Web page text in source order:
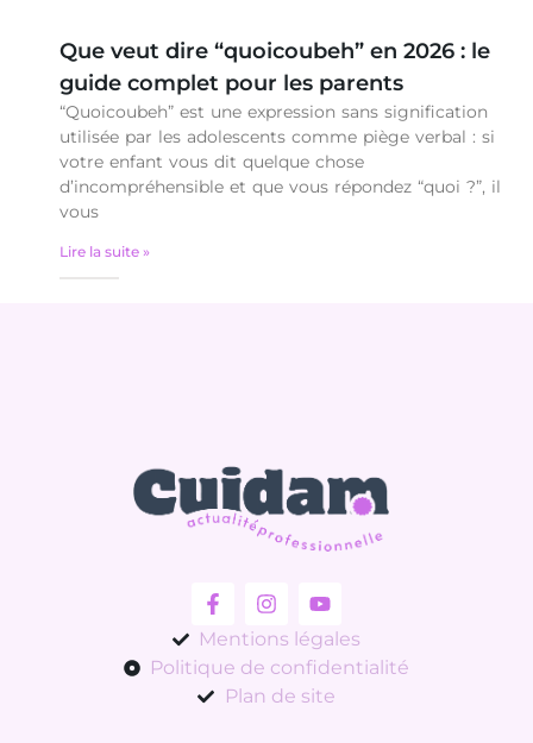
Que veut dire “quoicoubeh” en 2026 : le
guide complet pour les parents
“Quoicoubeh” est une expression sans signification
utilisée par les adolescents comme piège verbal : si
votre enfant vous dit quelque chose
d’incompréhensible et que vous répondez “quoi ?”, il
vous
Lire la suite »
Mentions légales
Politique de confidentialité
Plan de site